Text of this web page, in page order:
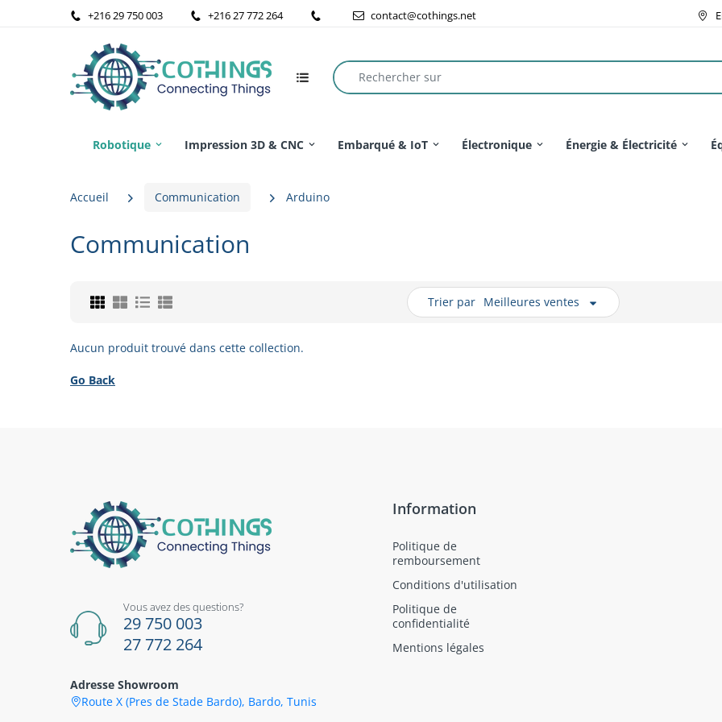
+216 29 750 003 +216 27 772 264 contact@cothings.net
Robotique Impression 3D & CNC Embarqué & IoT Électronique Énergie & Électricité
Accueil Communication Arduino
Communication
Trier par Meilleures ventes
Aucun produit trouvé dans cette collection.
Go Back
Vous avez des questions?
29 750 003
27 772 264
Adresse Showroom
Route X (Pres de Stade Bardo), Bardo, Tunis
Information
Politique de
remboursement
Conditions d'utilisation
Politique de
confidentialité
Mentions légales